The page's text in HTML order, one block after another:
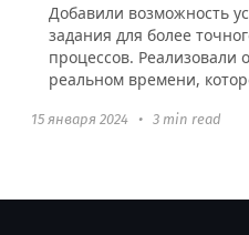
Добавили возможность
задания для более
процессов. Реализовали
реальном времени,
интеграцию с Figma.
15 января 2024 • 3 min read